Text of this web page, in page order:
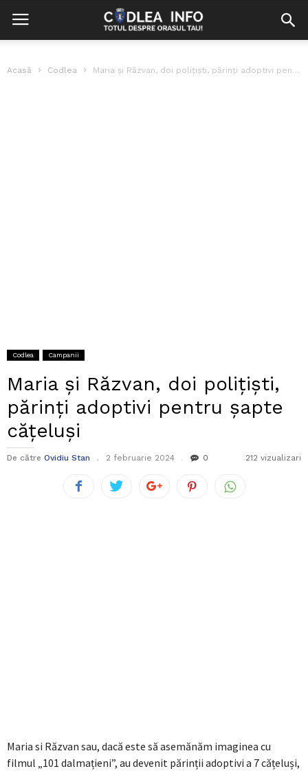
Acasă Codlea Maria și Răzvan, doi polițiști, părinți adoptivi pentru șapte cățeluși
Codlea Campanii
Maria și Răzvan, doi polițiști,
părinți adoptivi pentru șapte
cățeluși
De către Ovidiu Stan 2 februarie 2024 0 212 vizualizari
Maria si Răzvan sau, dacă este să asemănăm imaginea cu
filmul „101 dalmațieni”, au devenit părinții adoptivi a 7 cățeluși,